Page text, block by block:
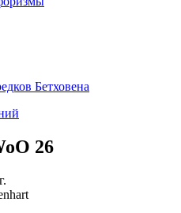
Бетховена
26